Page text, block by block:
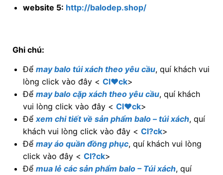
website 5: http://balodep.shop/
Ghi chú:
Để may balo túi xách theo yêu cầu, quí khách vui
lòng click vào đây < Cl♥ck>
Để may balo cặp xách theo yêu cầu, quí khách
vui lòng click vào đây < Cl♥ck>
Để xem chi tiết về sản phẩm balo – túi xách, quí
khách vui lòng click vào đây < Cl?ck>
Để may áo quần đồng phục, quí khách vui lòng
click vào đây < Cl?ck>
Để mua lẻ các sản phẩm balo – Túi xách, quí